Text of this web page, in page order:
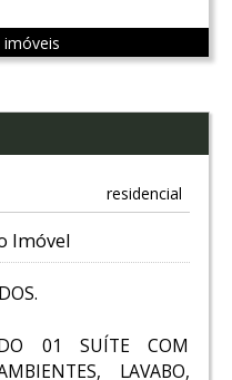
residencial
Imóvel
01 SUÍTE COM
LAVABO,